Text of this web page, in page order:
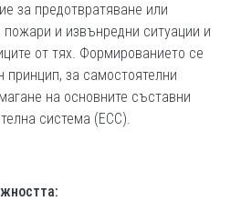
за предотвратяване или
и извънредни ситуации и
от тях. Формированието се
принцип, за самостоятелни
на основните съставни
система (ЕСС).